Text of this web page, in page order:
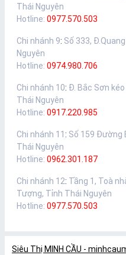
Thái Nguyên
Hotline: 0977.570.503
Chi nhánh 9: Số 333,
Nguyên
Hotline: 0974.980.706
Chi nhánh 10: Đ. Bắc Sơn
Thái Nguyên
Hotline: 0917.220.985
Chi nhánh 11 : Số 159 Đường
Thái Nguyên
Hotline: 0962.301.187
Chi nhánh 12: Tầng 1, Toà
Tượng, Tỉnh Thái Nguyên
Hotline: 0977.570.503
Siêu Thị MINH CẦU -